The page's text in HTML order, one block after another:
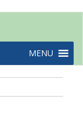
MENU